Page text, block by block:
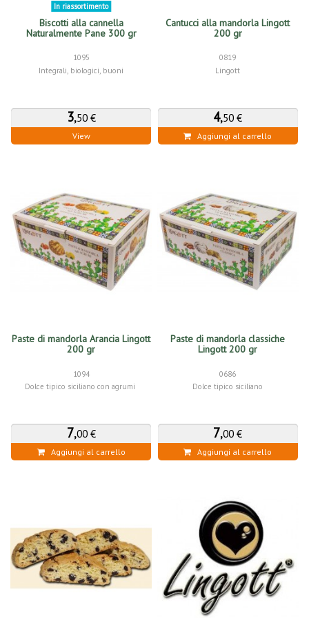
In riassortimento
Biscotti alla cannella
Naturalmente Pane 300 gr
1095
Integrali, biologici, buoni
3,50 €
View
Cantucci alla mandorla Lingott
200 gr
0819
Lingott
4,50 €
Aggiungi al carrello
Paste di mandorla Arancia Lingott
200 gr
1094
Dolce tipico siciliano con agrumi
7,00 €
Aggiungi al carrello
Paste di mandorla classiche
Lingott 200 gr
0686
Dolce tipico siciliano
7,00 €
Aggiungi al carrello